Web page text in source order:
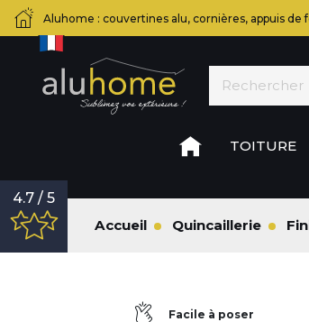
Aluhome : couvertines alu, cornières, appuis
TOITURE
4.7 / 5
Accueil
Quincaillerie
Facile à poser